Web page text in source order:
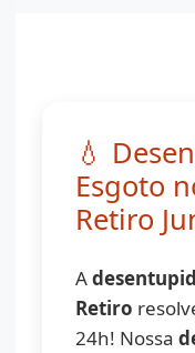
💧
Esgoto
Retiro
A
Retiro
24h! Nossa